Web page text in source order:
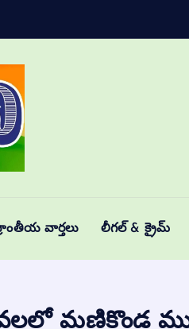
వార్తలు లీగల్ & క్రైమ్
మణికొండ